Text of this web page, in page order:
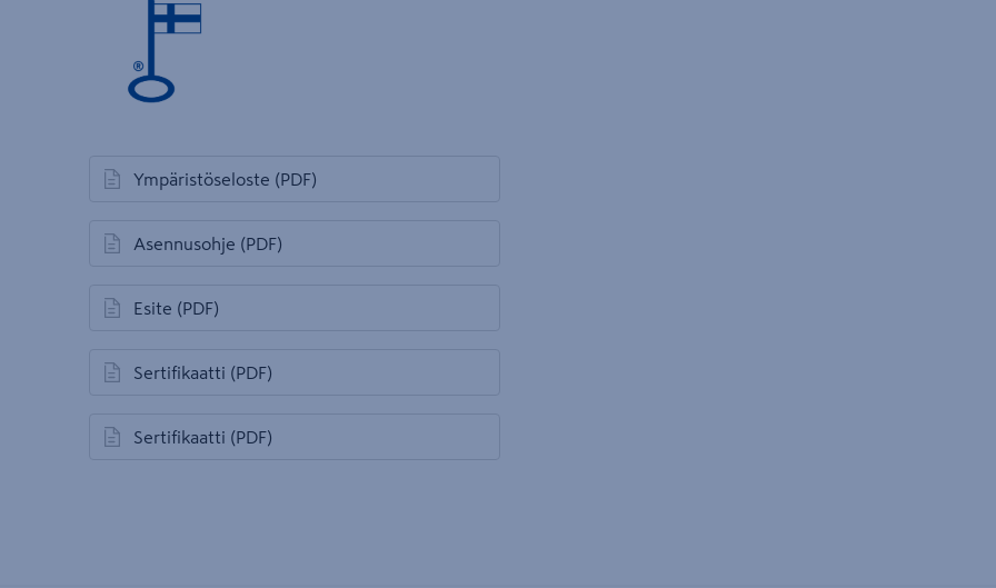
Ympäristöseloste (PDF)
avautuu uuteen välilehteen
Asennusohje (PDF)
avautuu uuteen välilehteen
Esite (PDF)
avautuu uuteen välilehteen
Sertifikaatti (PDF)
avautuu uuteen välilehteen
Sertifikaatti (PDF)
avautuu uuteen välilehteen